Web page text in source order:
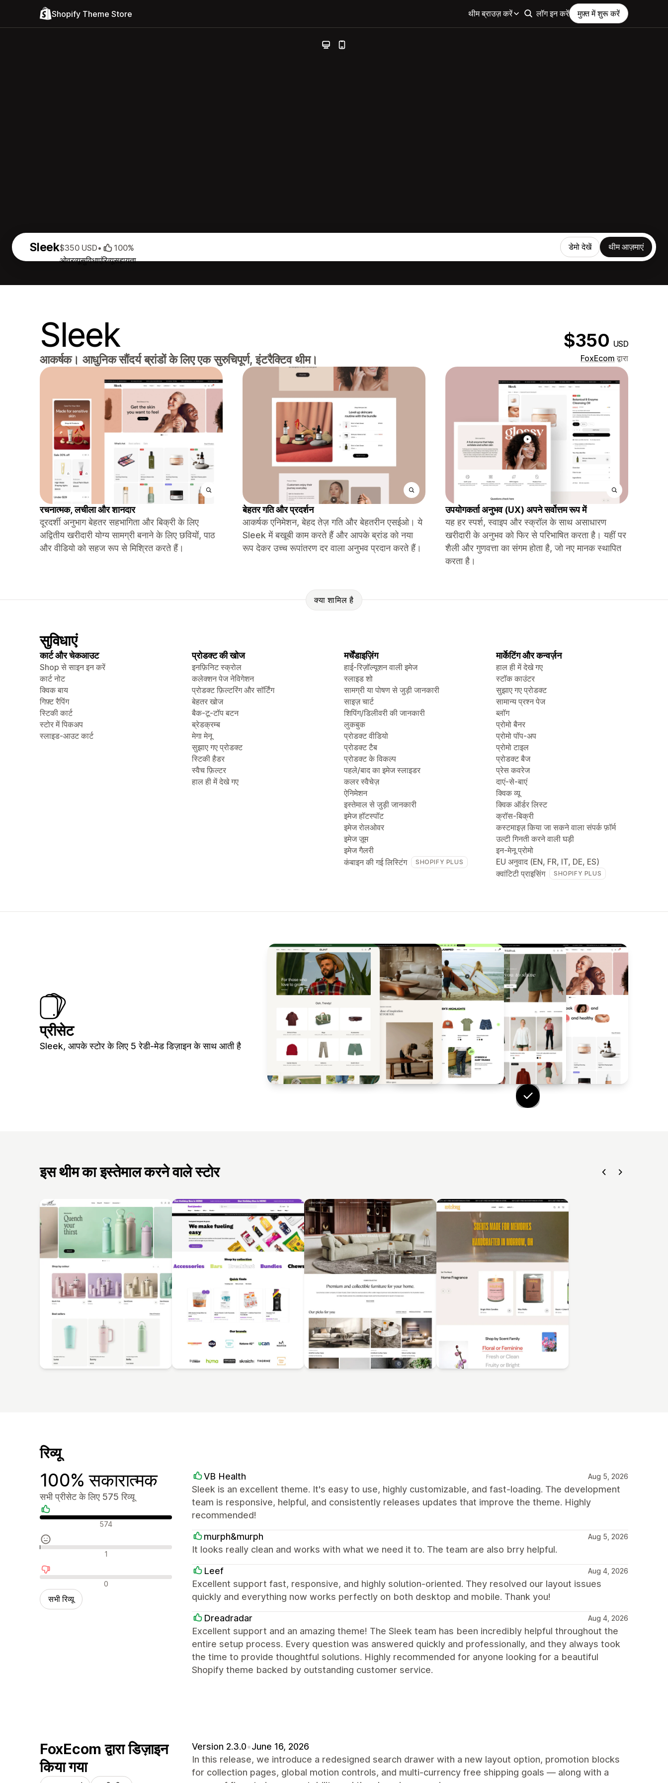
Shopify Theme Store थीम ब्राउज़ करें लॉग इन करें मुफ़्त में शुरू करें
Sleek
ओवरव्यूसुविधाएंरिव्यूसहायता
$350 USD• 100% डेमो देखें थीम आज़माएं
Sleek $350 USD
आकर्षक। आधुनिक सौंदर्य ब्रांडों के लिए एक सुरुचिपूर्ण, इंटरैक्टिव थीम। FoxEcom द्वारा
रचनात्मक, लचीला और शानदार
दूरदर्शी अनुभाग बेहतर सहभागिता और बिक्री के लिए
अद्वितीय खरीदारी योग्य सामग्री बनाने के लिए छवियों, पाठ
और वीडियो को सहज रूप से मिश्रित करते हैं।
बेहतर गति और प्रदर्शन
आकर्षक एनिमेशन, बेहद तेज़ गति और बेहतरीन एसईओ। ये
Sleek में बखूबी काम करते हैं और आपके ब्रांड को नया
रूप देकर उच्च रूपांतरण दर वाला अनुभव प्रदान करते हैं।
उपयोगकर्ता अनुभव (UX) अपने सर्वोत्तम रूप में
यह हर स्पर्श, स्वाइप और स्क्रॉल के साथ असाधारण
खरीदारी के अनुभव को फिर से परिभाषित करता है। यहीं पर
शैली और गुणवत्ता का संगम होता है, जो नए मानक स्थापित
करता है।
क्या शामिल है
सुविधाएं
कार्ट और चेकआउट
Shop से साइन इन करें
कार्ट नोट
क्विक बाय
गिफ़्ट रैपिंग
स्टिकी कार्ट
स्टोर में पिकअप
स्लाइड-आउट कार्ट
प्रोडक्ट की खोज
इनफ़िनिट स्क्रोल
कलेक्शन पेज नेविगेशन
प्रोडक्ट फ़िल्टरिंग और सॉर्टिंग
बेहतर खोज
बैक-टू-टॉप बटन
ब्रेडक्रम्ब
मेगा मेनू
सुझाए गए प्रोडक्ट
स्टिकी हैडर
स्वैच फ़िल्टर
हाल ही में देखे गए
मर्चेंडाइज़िंग
हाई-रिज़ॉल्यूशन वाली इमेज
स्लाइड शो
सामग्री या पोषण से जुड़ी जानकारी
साइज़ चार्ट
शिपिंग/डिलीवरी की जानकारी
लुकबुक
प्रोडक्ट वीडियो
प्रोडक्ट टैब
प्रोडक्ट के विकल्प
पहले/बाद का इमेज स्लाइडर
कलर स्वैचेज़
ऐनिमेशन
इस्तेमाल से जुड़ी जानकारी
इमेज हॉटस्पॉट
इमेज रोलओवर
इमेज ज़ूम
इमेज गैलरी
कंबाइन की गई लिस्टिंग
SHOPIFY PLUS
मार्केटिंग और कन्वर्ज़न
हाल ही में देखे गए
स्टॉक काउंटर
सुझाए गए प्रोडक्ट
सामान्य प्रश्न पेज
ब्लॉग
प्रोमो बैनर
प्रोमो पॉप-अप
प्रोमो टाइल
प्रोडक्ट बैज
प्रेस कवरेज
दाएं-से-बाएं
क्विक व्यू
क्विक ऑर्डर लिस्ट
क्रॉस-बिक्री
कस्टमाइज़ किया जा सकने वाला संपर्क फ़ॉर्म
उल्टी गिनती करने वाली घड़ी
इन-मेनू प्रोमो
EU अनुवाद (EN, FR, IT, DE, ES)
क्वांटिटी प्राइसिंग
SHOPIFY PLUS
प्रीसेट
Sleek, आपके स्टोर के लिए 5 रेडी-मेड डिज़ाइन के साथ आती है
इस थीम का इस्तेमाल करने वाले स्टोर
रिव्यू
100% सकारात्मक
सभी प्रीसेट के लिए 575 रिव्यू
सकारात्मक रिव्यू 574
न्यूट्रल रिव्यू 1
नकारात्मक रिव्यू 0
सभी रिव्यू
VB Health Aug 5, 2026
Sleek is an excellent theme. It's easy to use, highly customizable, and fast-loading. The development
team is responsive, helpful, and consistently releases updates that improve the theme. Highly
recommended!
murph&murph Aug 5, 2026
It looks really clean and works with what we need it to. The team are also brry helpful.
Leef Aug 4, 2026
Excellent support fast, responsive, and highly solution-oriented. They resolved our layout issues
quickly and everything now works perfectly on both desktop and mobile. Thank you!
Dreadradar Aug 4, 2026
Excellent support and an amazing theme! The Sleek team has been incredibly helpful throughout the
entire setup process. Every question was answered quickly and professionally, and they always took
the time to provide thoughtful solutions. Highly recommended for anyone looking for a beautiful
Shopify theme backed by outstanding customer service.
FoxEcom द्वारा डिज़ाइन
किया गया
Version 2.3.0•June 16, 2026
In this release, we introduce a redesigned search drawer with a new layout option, promotion blocks
for collection pages, global motion controls, and multi-currency free shipping goals — along with a